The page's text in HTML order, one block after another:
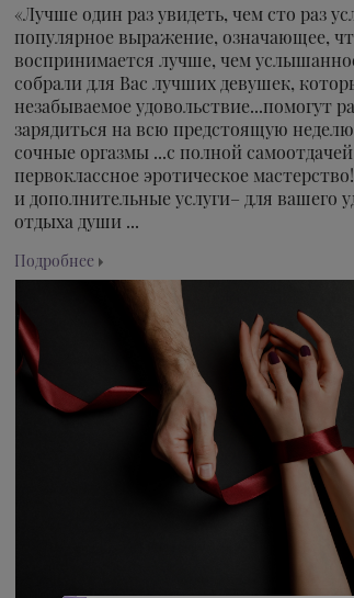
«Лучше один раз увидеть, чем сто раз
популярное выражение, означающее,
воспринимается лучше, чем
собрали для Вас лучших девушек,
незабываемое удовольствие...помогут
зарядиться на всю предстоящую
сочные оргазмы ...c полной
первоклассное эротическое
и дополнительные услуги– для вашего
отдыха души ...
Подробнее